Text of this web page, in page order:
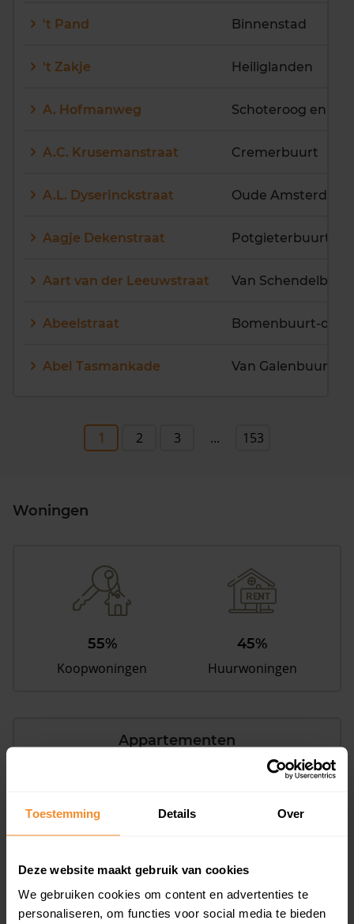
Toestemming Details Over
Deze website maakt gebruik van cookies
We gebruiken cookies om content en advertenties te
personaliseren, om functies voor social media te bieden
Q
R U
V
't Pand Binnenstad
't Zakje Heiliglanden
A. Hofmanweg
A.C. Krusemanstraat Cremerbuurt
A.L. Dyserinckstraat Oude
Aagje Dekenstraat Potgieterbuurt
Aart van der Leeuwstraat Van
Abeelstraat Bomenbuurt-oost
Abel Tasmankade Van Galenbuurt
1 2 3 ... 153
Woningen
55%
Koopwoningen
45%
Huurwoningen
Appartementen
aandeel van totale woningen